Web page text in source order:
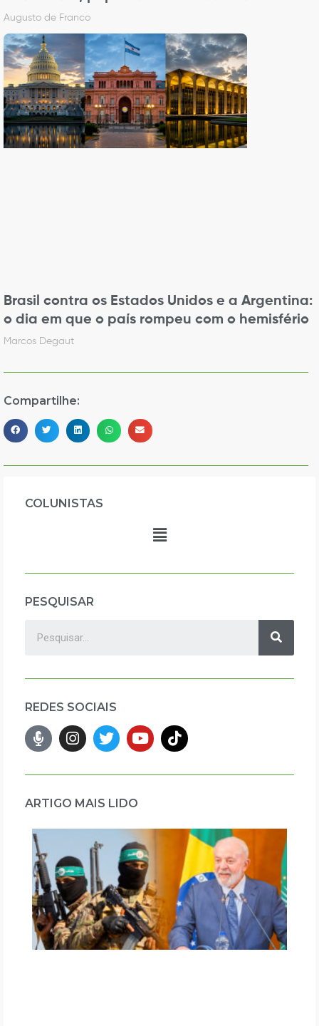
Augusto de Franco
Brasil contra os Estados Unidos e a Argentina:
o dia em que o país rompeu com o hemisfério
Marcos Degaut
Compartilhe:
COLUNISTAS
PESQUISAR
REDES SOCIAIS
ARTIGO MAIS LIDO